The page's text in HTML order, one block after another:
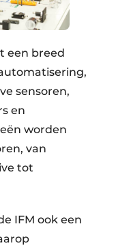
een breed
sensoren,
en
worden
van
tot
IFM ook een